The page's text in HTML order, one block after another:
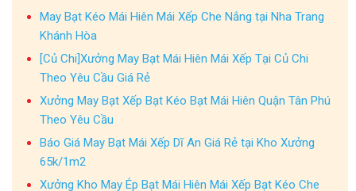
May Bạt Kéo Mái Hiên Mái Xếp Che Nắng tại Nha Trang
Khánh Hòa
[Củ Chi]Xưởng May Bạt Mái Hiên Mái Xếp Tại Củ Chi
Theo Yêu Cầu Giá Rẻ
Xưởng May Bạt Xếp Bạt Kéo Bạt Mái Hiên Quận Tân Phú
Theo Yêu Cầu
Báo Giá May Bạt Mái Xếp Dĩ An Giá Rẻ tại Kho Xưởng
65k/1m2
Xưởng Kho May Ép Bạt Mái Hiên Mái Xếp Bạt Kéo Che